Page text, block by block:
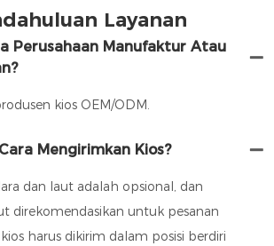
Layanan
Perusahaan Manufaktur Atau
kios OEM/ODM.
Mengirimkan Kios?
dan laut adalah opsional, dan
direkomendasikan untuk pesanan
harus dikirim dalam posisi berdiri